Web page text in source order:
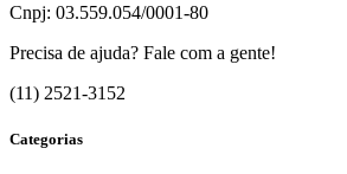
Cnpj: 03.559.054/0001-80
Precisa de ajuda? Fale com a gente!
(11) 2521-3152
Categorias